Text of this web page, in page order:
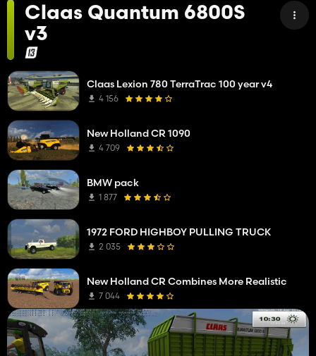
Claas Quantum 6800S
v3
Claas Lexion 780 TerraTrac 100 year v4
4 156
New Holland CR 1090
4 709
BMW pack
1 877
1972 FORD HIGHBOY PULLING TRUCK
2 035
New Holland CR Combines More Realistic
7 044